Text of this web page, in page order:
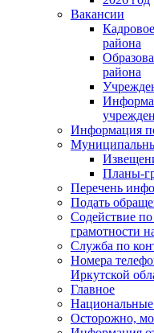
Вакансии
района
района
Информация
Планы-
Перечень
Подать
Содействие
грамотности
Служба по
Номера
Иркутской
Главное
Осторожно,